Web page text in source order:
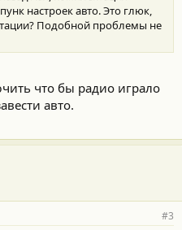
настроек авто. Это глюк,
Подобной проблемы не
что бы радио играло
авто.
#3